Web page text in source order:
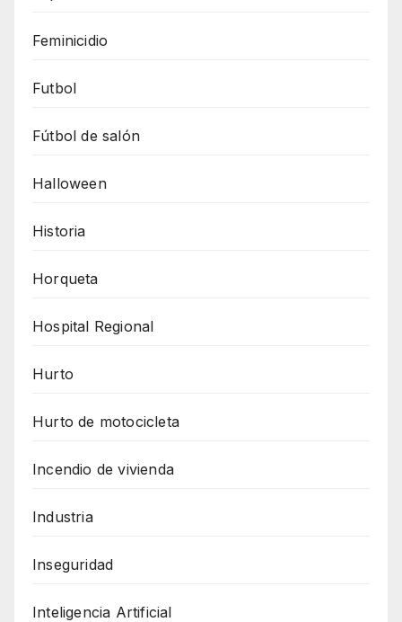
Feminicidio
Futbol
Fútbol de salón
Halloween
Historia
Horqueta
Hospital Regional
Hurto
Hurto de motocicleta
Incendio de vivienda
Industria
Inseguridad
Inteligencia Artificial